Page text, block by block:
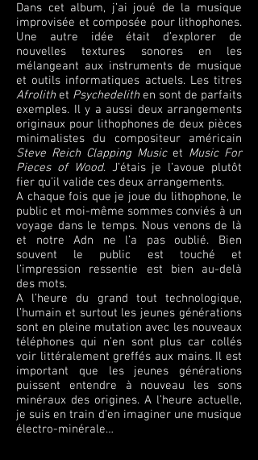
Dans cet album, j’ai joué de la musique
improvisée et composée pour lithophones.
Une autre idée était d’explorer de
nouvelles textures sonores en les
mélangeant aux instruments de musique
et outils informatiques actuels. Les titres
Afrolith et Psychedelith en sont de parfaits
exemples. Il y a aussi deux arrangements
originaux pour lithophones de deux pièces
minimalistes du compositeur américain
Steve Reich Clapping Musicet Music For
Pieces of Wood. J’étais je l’avoue plutôt
fier qu’il valide ces deux arrangements.
A chaque fois que je joue du lithophone, le
public et moi-même sommes conviés à un
voyage dans le temps. Nous venons de là
et notre Adn ne l’a pas oublié. Bien
souvent le public est touché et
l’impression ressentie est bien au-delà
des mots.
A l’heure du grand tout technologique,
l’humain et surtout les jeunes générations
sont en pleine mutation avec les nouveaux
téléphones qui n’en sont plus car collés
voir littéralement greffés aux mains. Il est
important que les jeunes générations
puissent entendre à nouveau les sons
minéraux des origines. A l’heure actuelle,
je suis en train d’en imaginer une musique
électro-minérale…